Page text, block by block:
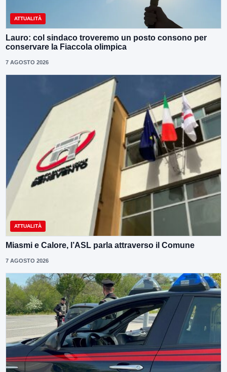
ATTUALITÀ
Lauro: col sindaco troveremo un posto consono per
conservare la Fiaccola olimpica
7 AGOSTO 2026
ATTUALITÀ
Miasmi e Calore, l’ASL parla attraverso il Comune
7 AGOSTO 2026